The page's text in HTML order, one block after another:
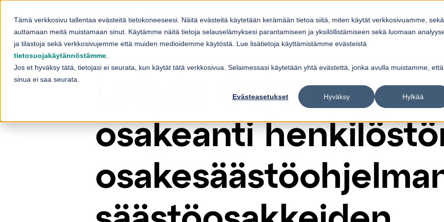
Tämä verkkosivu tallentaa evästeitä tietokoneeseesi. Näitä evästeitä käytetään kerämään tietoa siitä, miten käytät verkkosivuamme, sekä
auttamaan meitä muistamaan sinut. Käytämme näitä tietoja selauselämyksesi parantamiseen ja yksilöllistämiseen sekä luomaan
ja tilastoja sekä verkkosivujemme että muiden medioidemme käytöstä. Lue lisätietoja käyttämistämme evästeistä
tietosuojakäytännöstämme
Jos et hyväksy tätä, tietojasi ei seurata, kun käytät tätä verkkosivua. Selaimessasi käytetään yhtä evästettä, jonka avulla muistamme, että
sinua ei saa seurata.
Evästeasetukset Hyväksy Hylkää
Palvelut Show submenu forPalvelut
RatkaisutShow submenu forRatkaisut
Referenssit Ajankohtaista
Loihde Oyj:n
osakeanti